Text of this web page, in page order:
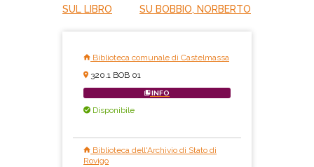
SUL LIBRO
SU BOBBIO, NORBERTO
Biblioteca comunale di Castelmassa
320.1 BOB 01
INFO
Disponibile
Biblioteca dell'Archivio di Stato di
Rovigo